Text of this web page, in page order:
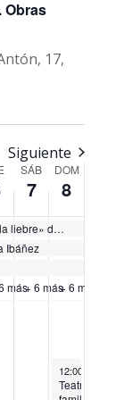
Obras
17,
Siguiente
SÁB
7
DOM
8
Exposición «Soy la loba y soy la liebre» de Gels Caletrío
Ibáñez
más+ 6 más+ 6 más
December 8,
12:00
Teatro